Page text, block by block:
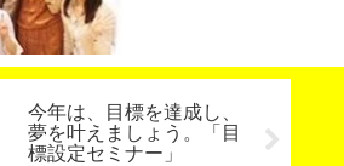
今年は、目標を達成し、
夢を叶えましょう。「目
標設定セミナー」
ナー